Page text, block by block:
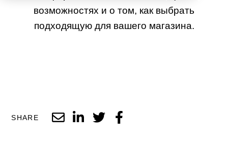
возможностях и о том, как выбрать
подходящую для вашего магазина.
SHARE